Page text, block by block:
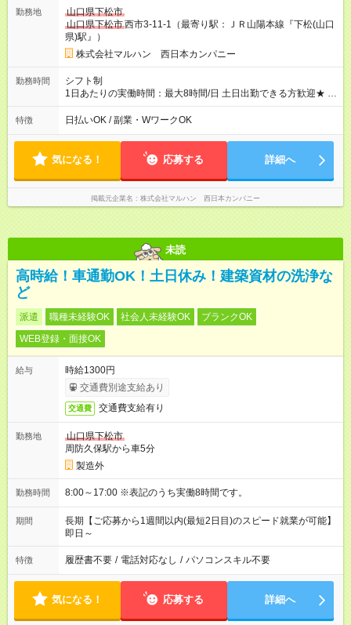
勤務地
山口県下松市
山口県下松市西市3-11-1（最寄り駅：ＪＲ山陽本線『下松(山口
県)駅』）
株式会社マルハン 西日本カンパニー
勤務時間
シフト制
1日あたりの実働時間：最大8時間/日 土日出勤できる方歓迎★ 募
集時間帯：15:30-24:30 週3日、1日4時間0分から勤務OK！ 詳し
くは下記お問い合わせ電話番号へご連絡ください。 0120-314-
特徴 日払いOK / 副業・WワークOK
気になる！ 応募する 詳細へ
掲載元企業名 株式会社マルハン 西日本カンパニー
未読
高時給！車通勤OK！土日休み！建築資材の洗浄な
ど
派遣 職種未経験OK 社会人未経験OK
ブランクOK
WEB登録・面接OK
給与
時給1300円
交通費別途支給あり
交通費 交通費支給有り
勤務地
山口県下松市
周防久保駅から車5分
製造外
勤務時間 8:00～17:00 ※表記のうち実働8時間です。
期間
長期【ご応募から1週間以内(最短2日目)のスピード就業が可能】
即日～
特徴 履歴書不要 / 電話対応なし / パソコンスキル不要
気になる！ 応募する 詳細へ